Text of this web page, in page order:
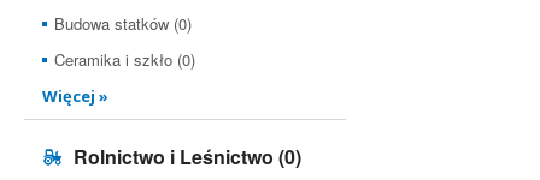
Budowa statków (0)
Ceramika i szkło (0)
Więcej »
Rolnictwo i Leśnictwo (0)